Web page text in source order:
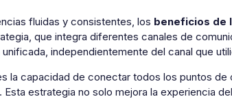
fluidas y consistentes, los beneficios de
que integra diferentes canales de
independientemente del canal que
la capacidad de conectar todos los puntos
estrategia no solo mejora la experiencia